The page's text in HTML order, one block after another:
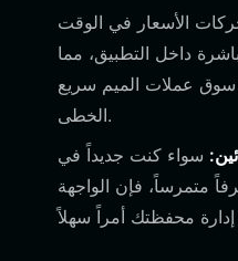
الأسعار في الوقت
داخل التطبيق، مما
سوق عملات الميم سريع
الخطى.
سواء كنت جديداً في
متمرساً، فإن الواجهة